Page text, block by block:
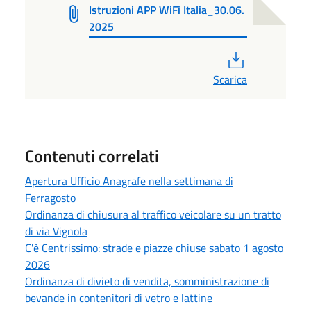
Istruzioni APP WiFi Italia_30.06.
2025
Scarica
Contenuti correlati
Apertura Ufficio Anagrafe nella settimana di
Ferragosto
Ordinanza di chiusura al traffico veicolare su un tratto
di via Vignola
C'è Centrissimo: strade e piazze chiuse sabato 1 agosto
2026
Ordinanza di divieto di vendita, somministrazione di
bevande in contenitori di vetro e lattine